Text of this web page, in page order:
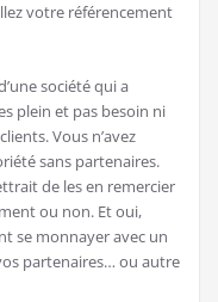
votre référencement
société qui a
plein et pas besoin ni
Vous n’avez
sans partenaires.
de les en remercier
ou non. Et oui,
se monnayer avec un
partenaires… ou autre